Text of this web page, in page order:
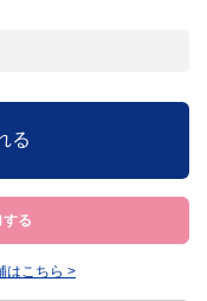
る
る
はこちら >